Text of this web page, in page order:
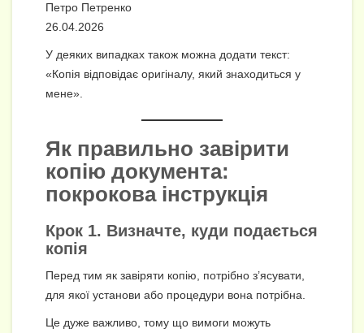
Петро Петренко
26.04.2026
У деяких випадках також можна додати текст:
«Копія відповідає оригіналу, який знаходиться у
мене».
Як правильно завірити
копію документа:
покрокова інструкція
Крок 1. Визначте, куди подається
копія
Перед тим як завіряти копію, потрібно з’ясувати,
для якої установи або процедури вона потрібна.
Це дуже важливо, тому що вимоги можуть